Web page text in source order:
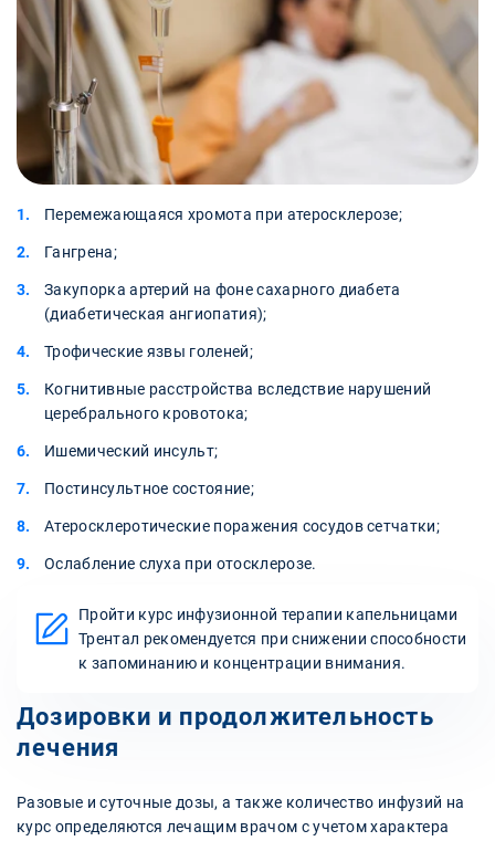
Перемежающаяся хромота при атеросклерозе;
Гангрена;
Закупорка артерий на фоне сахарного диабета
(диабетическая ангиопатия);
Трофические язвы голеней;
Когнитивные расстройства вследствие нарушений
церебрального кровотока;
Ишемический инсульт;
Постинсультное состояние;
Атеросклеротические поражения сосудов сетчатки;
Ослабление слуха при отосклерозе.
Пройти курс инфузионной терапии капельницами
Трентал рекомендуется при снижении способности
к запоминанию и концентрации внимания.
Дозировки и продолжительность
лечения
Разовые и суточные дозы, а также количество инфузий на
курс определяются лечащим врачом с учетом характера